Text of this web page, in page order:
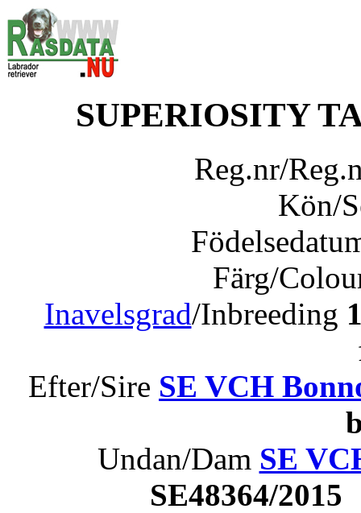
SUPERIOSITY
Reg.nr/
Kön/
Färg/
Inavelsgrad/Inbreeding
Efter/Sire SE VCH
Undan/Dam SE
SE48364/